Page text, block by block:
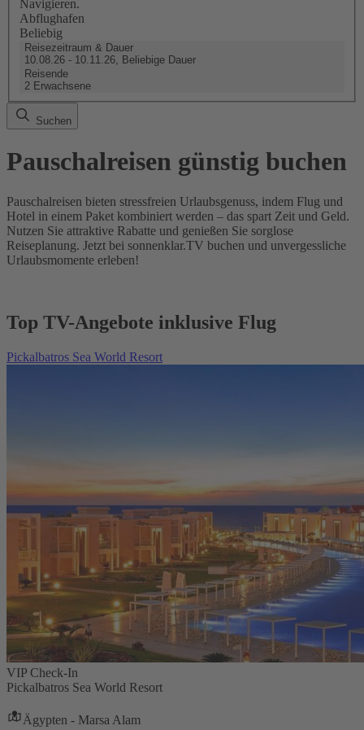
Navigieren.
Abflughafen
Beliebig
Reisezeitraum & Dauer
10.08.26 - 10.11.26, Beliebige Dauer
Reisende
2 Erwachsene
Suchen
Pauschalreisen günstig buchen
Pauschalreisen bieten stressfreien Urlaubsgenuss, indem Flug und
Hotel in einem Paket kombiniert werden – das spart Zeit und Geld.
Nutzen Sie attraktive Rabatte und genießen Sie sorglose
Reiseplanung. Jetzt bei sonnenklar.TV buchen und unvergessliche
Urlaubsmomente erleben!
Top TV-Angebote inklusive Flug
Pickalbatros Sea World Resort
VIP Check-In
Pickalbatros Sea World Resort
Ägypten - Marsa Alam